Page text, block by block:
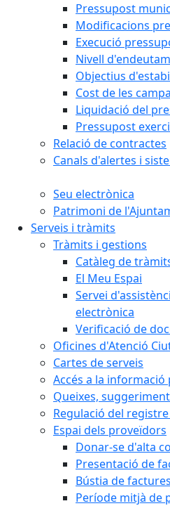
Pressupost
Modificacions
Execució
Nivell
Objectius
Cost de les
Liquidació del
Pressupost
Relació de contractes
Canals d'alertes i
Seu electrònica
Patrimoni de
Serveis i tràmits
Tràmits i gestions
Catàleg de
El Meu Espai
Servei
electrònica
Verificació de
Oficines d'Atenció
Cartes de serveis
Accés a la informació
Queixes,
Regulació del
Espai dels proveïdors
Donar-se d'alta
Presentació de
Bústia de
Període mitjà de